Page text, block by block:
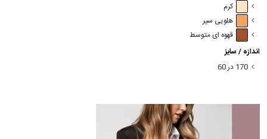
کرم
هلویی سیر
قهوه ای متوسط
اندازه / سایز
170 در 60